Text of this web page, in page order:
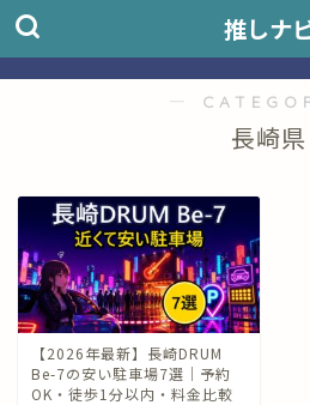
推しナ
―
長崎県
【2026年最新】長崎DRUM
Be-7の安い駐車場7選｜予約
OK・徒歩1分以内・料金比較